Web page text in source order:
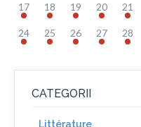
17 18 19 20 21
24 25 26 27 28
CATEGORII
Littérature